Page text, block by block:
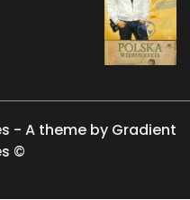
- A theme by Gradient
©